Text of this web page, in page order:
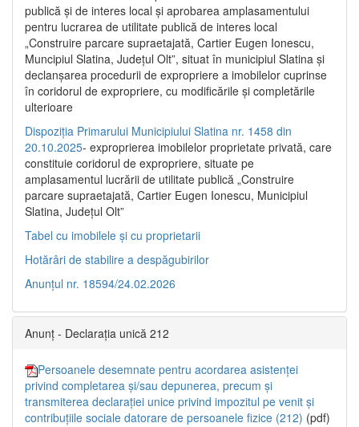
publică şi de interes local şi aprobarea amplasamentului
pentru lucrarea de utilitate publică de interes local
„Construire parcare supraetajată, Cartier Eugen Ionescu,
Muncipiul Slatina, Judeţul Olt”, situat în municipiul Slatina şi
declanşarea procedurii de expropriere a imobilelor cuprinse
în coridorul de expropriere, cu modificările şi completările
ulterioare
Dispoziția Primarului Municipiului Slatina nr. 1458 din
20.10.2025- exproprierea imobilelor proprietate privată, care
constituie coridorul de expropriere, situate pe
amplasamentul lucrării de utilitate publică „Construire
parcare supraetajată, Cartier Eugen Ionescu, Municipiul
Slatina, Județul Olt”
Tabel cu imobilele și cu proprietarii
Hotărâri de stabilire a despăgubirilor
Anunțul nr. 18594/24.02.2026
Anunț - Declarația unică 212
Persoanele desemnate pentru acordarea asistenței
privind completarea și/sau depunerea, precum și
transmiterea declarației unice privind impozitul pe venit și
contribuțiile sociale datorare de persoanele fizice (212) (pdf)